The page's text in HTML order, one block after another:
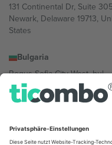
131 Continental Dr, Suite
Newark, Delaware 19713,
States
Bulgaria
Regus Sofia City West, bul
Totleben 53-55, 1606 Sofia,
Bulgaria
Mexico
Av Chapultepec 360, Roma